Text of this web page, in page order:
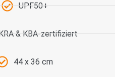
UPF50+
& KBA-zertifiziert
44 x 36 cm